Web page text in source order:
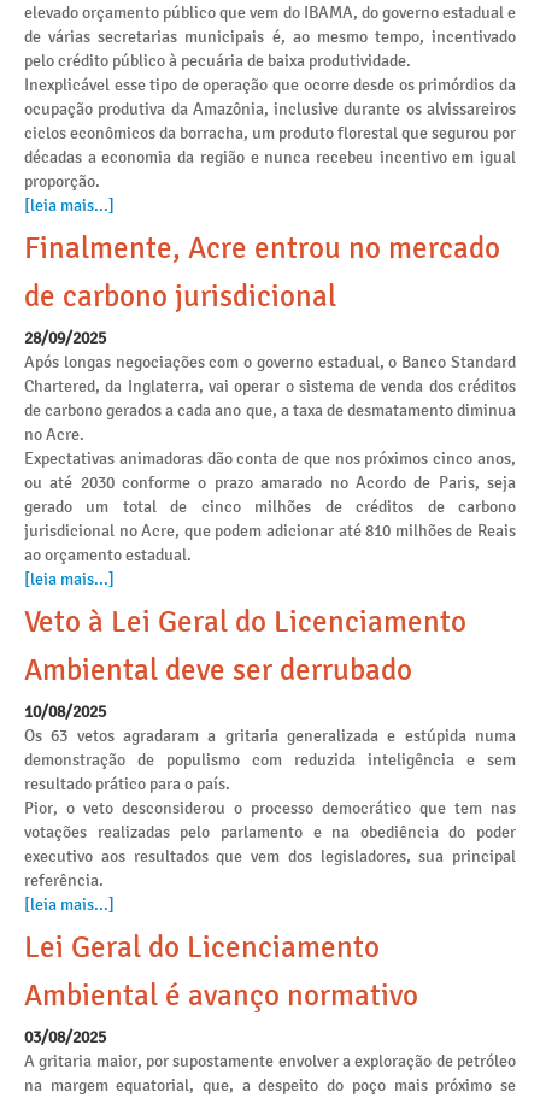
elevado orçamento público que vem do IBAMA, do governo estadual e
de várias secretarias municipais é, ao mesmo tempo, incentivado
pelo crédito público à pecuária de baixa produtividade.
Inexplicável esse tipo de operação que ocorre desde os primórdios da
ocupação produtiva da Amazônia, inclusive durante os alvissareiros
ciclos econômicos da borracha, um produto florestal que segurou por
décadas a economia da região e nunca recebeu incentivo em igual
proporção.
[leia mais...]
Finalmente, Acre entrou no mercado
de carbono jurisdicional
28/09/2025
Após longas negociações com o governo estadual, o Banco Standard
Chartered, da Inglaterra, vai operar o sistema de venda dos créditos
de carbono gerados a cada ano que, a taxa de desmatamento diminua
no Acre.
Expectativas animadoras dão conta de que nos próximos cinco anos,
ou até 2030 conforme o prazo amarado no Acordo de Paris, seja
gerado um total de cinco milhões de créditos de carbono
jurisdicional no Acre, que podem adicionar até 810 milhões de Reais
ao orçamento estadual.
[leia mais...]
Veto à Lei Geral do Licenciamento
Ambiental deve ser derrubado
10/08/2025
Os 63 vetos agradaram a gritaria generalizada e estúpida numa
demonstração de populismo com reduzida inteligência e sem
resultado prático para o país.
Pior, o veto desconsiderou o processo democrático que tem nas
votações realizadas pelo parlamento e na obediência do poder
executivo aos resultados que vem dos legisladores, sua principal
referência.
[leia mais...]
Lei Geral do Licenciamento
Ambiental é avanço normativo
03/08/2025
A gritaria maior, por supostamente envolver a exploração de petróleo
na margem equatorial, que, a despeito do poço mais próximo se